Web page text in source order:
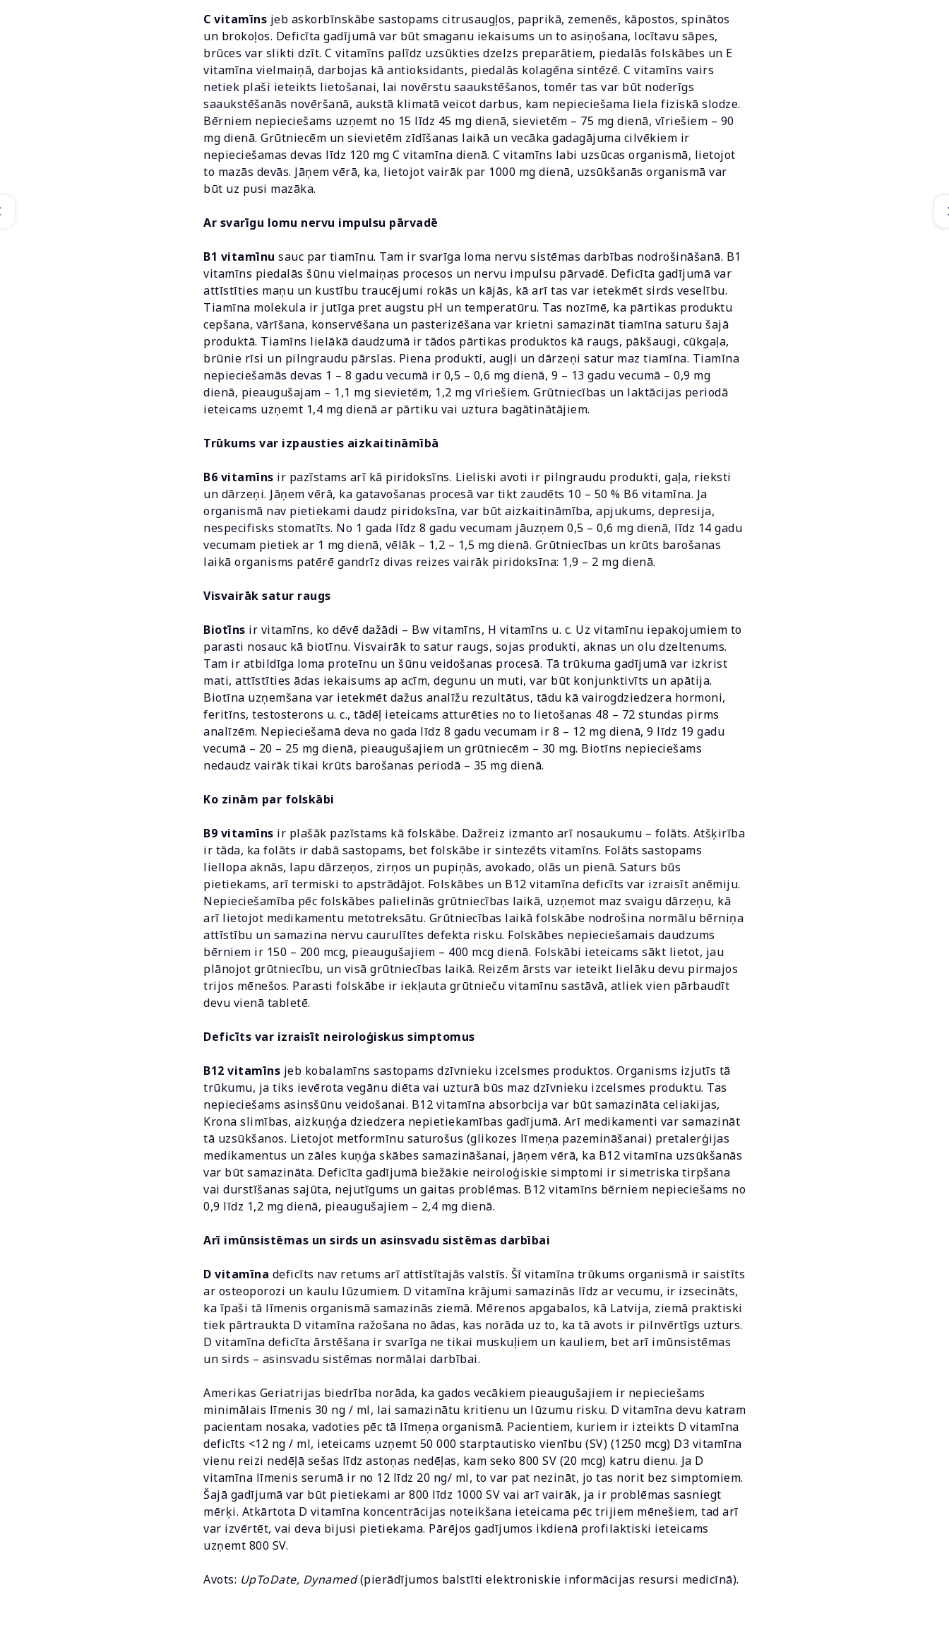
C vitamīns jeb askorbīnskābe sastopams citrusaugļos, paprikā, zemenēs, kāpostos, spinātos
un brokoļos. Deficīta gadījumā var būt smaganu iekaisums un to asiņošana, locītavu sāpes,
brūces var slikti dzīt. C vitamīns palīdz uzsūkties dzelzs preparātiem, piedalās folskābes un E
vitamīna vielmaiņā, darbojas kā antioksidants, piedalās kolagēna sintēzē. C vitamīns vairs
netiek plaši ieteikts lietošanai, lai novērstu saaukstēšanos, tomēr tas var būt noderīgs
saaukstēšanās novēršanā, aukstā klimatā veicot darbus, kam nepieciešama liela fiziskā slodze.
Bērniem nepieciešams uzņemt no 15 līdz 45 mg dienā, sievietēm – 75 mg dienā, vīriešiem – 90
mg dienā. Grūtniecēm un sievietēm zīdīšanas laikā un vecāka gadagājuma cilvēkiem ir
nepieciešamas devas līdz 120 mg C vitamīna dienā. C vitamīns labi uzsūcas organismā, lietojot
to mazās devās. Jāņem vērā, ka, lietojot vairāk par 1000 mg dienā, uzsūkšanās organismā var
būt uz pusi mazāka.
Ar svarīgu lomu nervu impulsu pārvadē
B1 vitamīnu sauc par tiamīnu. Tam ir svarīga loma nervu sistēmas darbības nodrošināšanā. B1
vitamīns piedalās šūnu vielmaiņas procesos un nervu impulsu pārvadē. Deficīta gadījumā var
attīstīties maņu un kustību traucējumi rokās un kājās, kā arī tas var ietekmēt sirds veselību.
Tiamīna molekula ir jutīga pret augstu pH un temperatūru. Tas nozīmē, ka pārtikas produktu
cepšana, vārīšana, konservēšana un pasterizēšana var krietni samazināt tiamīna saturu šajā
produktā. Tiamīns lielākā daudzumā ir tādos pārtikas produktos kā raugs, pākšaugi, cūkgaļa,
brūnie rīsi un pilngraudu pārslas. Piena produkti, augļi un dārzeņi satur maz tiamīna. Tiamīna
nepieciešamās devas 1 – 8 gadu vecumā ir 0,5 – 0,6 mg dienā, 9 – 13 gadu vecumā – 0,9 mg
dienā, pieaugušajam – 1,1 mg sievietēm, 1,2 mg vīriešiem. Grūtniecības un laktācijas periodā
ieteicams uzņemt 1,4 mg dienā ar pārtiku vai uztura bagātinātājiem.
Trūkums var izpausties aizkaitināmībā
B6 vitamīns ir pazīstams arī kā piridoksīns. Lieliski avoti ir pilngraudu produkti, gaļa, rieksti
un dārzeņi. Jāņem vērā, ka gatavošanas procesā var tikt zaudēts 10 – 50 % B6 vitamīna. Ja
organismā nav pietiekami daudz piridoksīna, var būt aizkaitināmība, apjukums, depresija,
nespecifisks stomatīts. No 1 gada līdz 8 gadu vecumam jāuzņem 0,5 – 0,6 mg dienā, līdz 14 gadu
vecumam pietiek ar 1 mg dienā, vēlāk – 1,2 – 1,5 mg dienā. Grūtniecības un krūts barošanas
laikā organisms patērē gandrīz divas reizes vairāk piridoksīna: 1,9 – 2 mg dienā.
Visvairāk satur raugs
Biotīns ir vitamīns, ko dēvē dažādi – Bw vitamīns, H vitamīns u. c. Uz vitamīnu iepakojumiem to
parasti nosauc kā biotīnu. Visvairāk to satur raugs, sojas produkti, aknas un olu dzeltenums.
Tam ir atbildīga loma proteīnu un šūnu veidošanas procesā. Tā trūkuma gadījumā var izkrist
mati, attīstīties ādas iekaisums ap acīm, degunu un muti, var būt konjunktivīts un apātija.
Biotīna uzņemšana var ietekmēt dažus analīžu rezultātus, tādu kā vairogdziedzera hormoni,
feritīns, testosterons u. c., tādēļ ieteicams atturēties no to lietošanas 48 – 72 stundas pirms
analīzēm. Nepieciešamā deva no gada līdz 8 gadu vecumam ir 8 – 12 mg dienā, 9 līdz 19 gadu
vecumā – 20 – 25 mg dienā, pieaugušajiem un grūtniecēm – 30 mg. Biotīns nepieciešams
nedaudz vairāk tikai krūts barošanas periodā – 35 mg dienā.
Ko zinām par folskābi
B9 vitamīns ir plašāk pazīstams kā folskābe. Dažreiz izmanto arī nosaukumu – folāts. Atšķirība
ir tāda, ka folāts ir dabā sastopams, bet folskābe ir sintezēts vitamīns. Folāts sastopams
liellopa aknās, lapu dārzeņos, zirņos un pupiņās, avokado, olās un pienā. Saturs būs
pietiekams, arī termiski to apstrādājot. Folskābes un B12 vitamīna deficīts var izraisīt anēmiju.
Nepieciešamība pēc folskābes palielinās grūtniecības laikā, uzņemot maz svaigu dārzeņu, kā
arī lietojot medikamentu metotreksātu. Grūtniecības laikā folskābe nodrošina normālu bērniņa
attīstību un samazina nervu caurulītes defekta risku. Folskābes nepieciešamais daudzums
bērniem ir 150 – 200 mcg, pieaugušajiem – 400 mcg dienā. Folskābi ieteicams sākt lietot, jau
plānojot grūtniecību, un visā grūtniecības laikā. Reizēm ārsts var ieteikt lielāku devu pirmajos
trijos mēnešos. Parasti folskābe ir iekļauta grūtnieču vitamīnu sastāvā, atliek vien pārbaudīt
devu vienā tabletē.
Deficīts var izraisīt neiroloģiskus simptomus
B12 vitamīns jeb kobalamīns sastopams dzīvnieku izcelsmes produktos. Organisms izjutīs tā
trūkumu, ja tiks ievērota vegānu diēta vai uzturā būs maz dzīvnieku izcelsmes produktu. Tas
nepieciešams asinsšūnu veidošanai. B12 vitamīna absorbcija var būt samazināta celiakijas,
Krona slimības, aizkuņģa dziedzera nepietiekamības gadījumā. Arī medikamenti var samazināt
tā uzsūkšanos. Lietojot metformīnu saturošus (glikozes līmeņa pazemināšanai) pretalerģijas
medikamentus un zāles kuņģa skābes samazināšanai, jāņem vērā, ka B12 vitamīna uzsūkšanās
var būt samazināta. Deficīta gadījumā biežākie neiroloģiskie simptomi ir simetriska tirpšana
vai durstīšanas sajūta, nejutīgums un gaitas problēmas. B12 vitamīns bērniem nepieciešams no
0,9 līdz 1,2 mg dienā, pieaugušajiem – 2,4 mg dienā.
Arī imūnsistēmas un sirds un asinsvadu sistēmas darbībai
D vitamīna deficīts nav retums arī attīstītajās valstīs. Šī vitamīna trūkums organismā ir saistīts
ar osteoporozi un kaulu lūzumiem. D vitamīna krājumi samazinās līdz ar vecumu, ir izsecināts,
ka īpaši tā līmenis organismā samazinās ziemā. Mērenos apgabalos, kā Latvija, ziemā praktiski
tiek pārtraukta D vitamīna ražošana no ādas, kas norāda uz to, ka tā avots ir pilnvērtīgs uzturs.
D vitamīna deficīta ārstēšana ir svarīga ne tikai muskuļiem un kauliem, bet arī imūnsistēmas
un sirds – asinsvadu sistēmas normālai darbībai.
Amerikas Geriatrijas biedrība norāda, ka gados vecākiem pieaugušajiem ir nepieciešams
minimālais līmenis 30 ng / ml, lai samazinātu kritienu un lūzumu risku. D vitamīna devu katram
pacientam nosaka, vadoties pēc tā līmeņa organismā. Pacientiem, kuriem ir izteikts D vitamīna
deficīts <12 ng / ml, ieteicams uzņemt 50 000 starptautisko vienību (SV) (1250 mcg) D3 vitamīna
vienu reizi nedēļā sešas līdz astoņas nedēļas, kam seko 800 SV (20 mcg) katru dienu. Ja D
vitamīna līmenis serumā ir no 12 līdz 20 ng/ ml, to var pat nezināt, jo tas norit bez simptomiem.
Šajā gadījumā var būt pietiekami ar 800 līdz 1000 SV vai arī vairāk, ja ir problēmas sasniegt
mērķi. Atkārtota D vitamīna koncentrācijas noteikšana ieteicama pēc trijiem mēnešiem, tad arī
var izvērtēt, vai deva bijusi pietiekama. Pārējos gadījumos ikdienā profilaktiski ieteicams
uzņemt 800 SV.
Avots: UpToDate, Dynamed(pierādījumos balstīti elektroniskie informācijas resursi medicīnā).